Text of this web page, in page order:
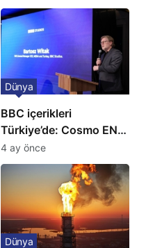
BBC içerikleri
Türkiye’de: Cosmo EN
ve BBC Player yayında
Dünya
4 ay önce
Dünya